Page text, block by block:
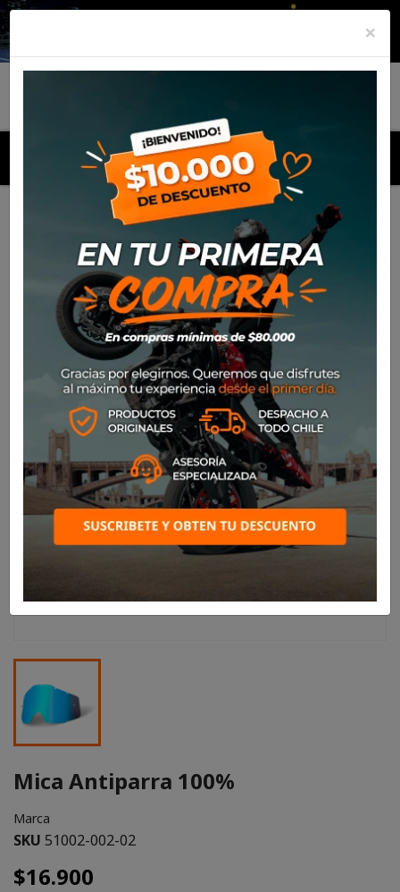
MENU
Productos Mica Antiparra 100%
Mica Antiparra 100%
Marca
SKU 51002-002-02
$16.900
×